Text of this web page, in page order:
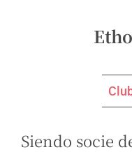
Siendo socie